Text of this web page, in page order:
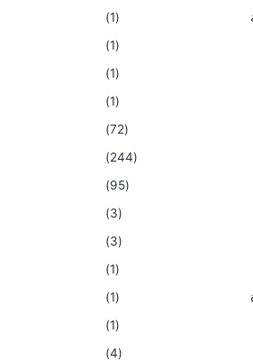
(1)
(1)
(1)
(1)
(72)
(244)
(95)
(3)
(3)
(1)
(1)
(1)
(4)